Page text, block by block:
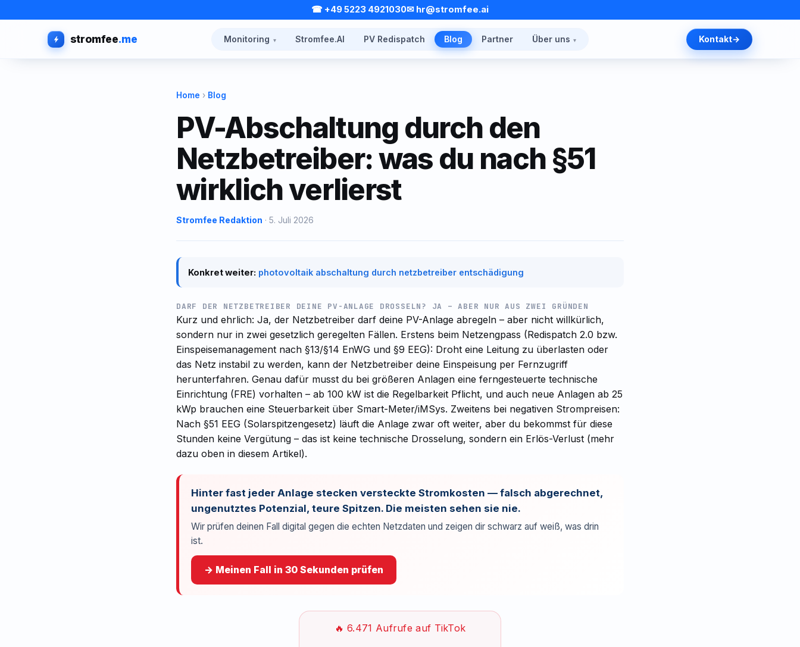
☎ +49 5223 4921030✉ hr@stromfee.ai
stromfee.me Monitoring Stromfee.AI PV Redispatch Blog Partner Über uns Kontakt
Home › Blog
PV-Abschaltung durch den
Netzbetreiber: was du nach §51
wirklich verlierst
Stromfee Redaktion · 5. Juli 2026
Konkret weiter: photovoltaik abschaltung durch netzbetreiber entschädigung
DARF DER NETZBETREIBER DEINE PV-ANLAGE DROSSELN? JA – ABER NUR AUS ZWEI GRÜNDEN
Kurz und ehrlich: Ja, der Netzbetreiber darf deine PV-Anlage abregeln – aber nicht willkürlich,
sondern nur in zwei gesetzlich geregelten Fällen. Erstens beim Netzengpass (Redispatch 2.0 bzw.
Einspeisemanagement nach §13/§14 EnWG und §9 EEG): Droht eine Leitung zu überlasten oder
das Netz instabil zu werden, kann der Netzbetreiber deine Einspeisung per Fernzugriff
herunterfahren. Genau dafür musst du bei größeren Anlagen eine ferngesteuerte technische
Einrichtung (FRE) vorhalten – ab 100 kW ist die Regelbarkeit Pflicht, und auch neue Anlagen ab 25
kWp brauchen eine Steuerbarkeit über Smart-Meter/iMSys. Zweitens bei negativen Strompreisen:
Nach §51 EEG (Solarspitzengesetz) läuft die Anlage zwar oft weiter, aber du bekommst für diese
Stunden keine Vergütung – das ist keine technische Drosselung, sondern ein Erlös-Verlust (mehr
dazu oben in diesem Artikel).
Hinter fast jeder Anlage stecken versteckte Stromkosten — falsch abgerechnet,
ungenutztes Potenzial, teure Spitzen. Die meisten sehen sie nie.
Wir prüfen deinen Fall digital gegen die echten Netzdaten und zeigen dir schwarz auf weiß, was drin
ist.
→ Meinen Fall in 30 Sekunden prüfen
🔥 6.471 Aufrufe auf TikTok